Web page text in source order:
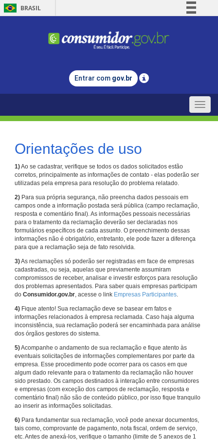
BRASIL
Comunica BR
Legislação
Entrar com gov.br
Toggle
Orientações de uso
1)Ao se cadastrar, verifique se todos os dados solicitados estão
corretos, principalmente as informações de contato - elas poderão ser
utilizadas pela empresa para resolução do problema relatado.
2) Para sua própria segurança, não preencha dados pessoais em
campos onde a informação postada será pública (campo reclamação,
resposta e comentário final). As informações pessoais necessárias
para o tratamento da reclamação deverão ser declaradas nos
formulários específicos de cada assunto. O preenchimento dessas
informações não é obrigatório, entretanto, ele pode fazer a diferença
para que a reclamação seja de fato resolvida.
3)As reclamações só poderão ser registradas em face de empresas
cadastradas, ou seja, aquelas que previamente assumiram
compromissos de receber, analisar e investir esforços para resolução
dos problemas apresentados. Para saber quais empresas participam
do Consumidor.gov.br, acesse o link Empresas Participantes.
4) Fique atento! Sua reclamação deve se basear em fatos e
informações relacionados à empresa reclamada. Caso haja alguma
inconsistência, sua reclamação poderá ser encaminhada para análise
dos órgãos gestores do sistema.
5)Acompanhe o andamento de sua reclamação e fique atento às
eventuais solicitações de informações complementares por parte da
empresa. Esse procedimento pode ocorrer para os casos em que
algum dado relevante para o tratamento da reclamação não houver
sido prestado. Os campos destinados à interação entre consumidores
e empresas (com exceção dos campos de reclamação, resposta e
comentário final) não são de conteúdo público, por isso fique tranquilo
ao inserir as informações solicitadas.
6) Para fundamentar sua reclamação, você pode anexar documentos,
tais como, comprovante de pagamento, nota fiscal, ordem de serviço,
etc. Antes de anexá-los, verifique o tamanho (limite de 5 anexos de 1